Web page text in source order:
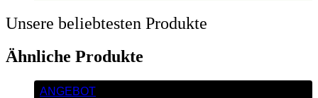
Unsere beliebtesten Produkte
Ähnliche Produkte
ANGEBOT